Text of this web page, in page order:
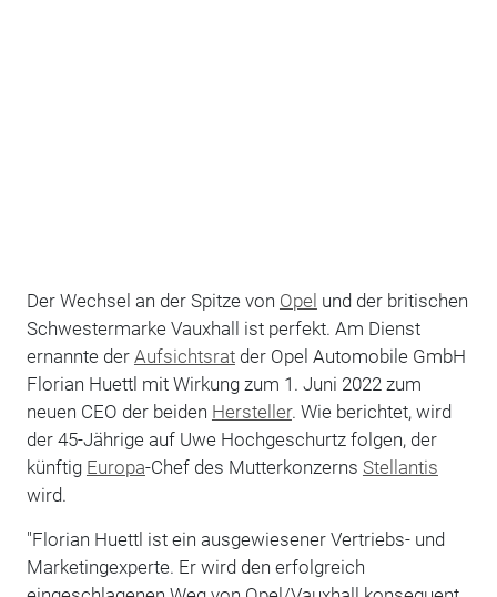
Der Wechsel an der Spitze von Opel und der britischen
Schwestermarke Vauxhall ist perfekt. Am Dienst
ernannte der Aufsichtsratder Opel Automobile GmbH
Florian Huettl mit Wirkung zum 1. Juni 2022 zum
neuen CEO der beiden Hersteller. Wie berichtet, wird
der 45-Jährige auf Uwe Hochgeschurtz folgen, der
künftig Europa-Chef des Mutterkonzerns Stellantis
wird.
"Florian Huettl ist ein ausgewiesener Vertriebs- und
Marketingexperte. Er wird den erfolgreich